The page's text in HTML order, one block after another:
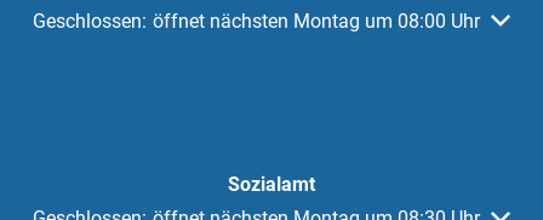
Klicken, um weitere Öffnungs- oder Schließzeiten
Geschlossen: öffnet nächsten Montag um 08:00 Uhr
Sozialamt